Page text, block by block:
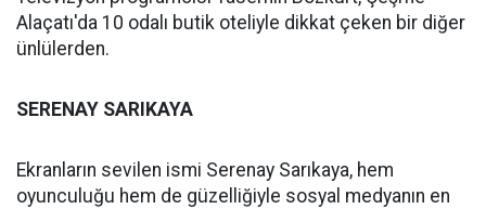
Alaçatı'da 10 odalı butik oteliyle dikkat çeken bir diğer
ünlülerden.
SERENAY SARIKAYA
Ekranların sevilen ismi Serenay Sarıkaya, hem
oyunculuğu hem de güzelliğiyle sosyal medyanın en